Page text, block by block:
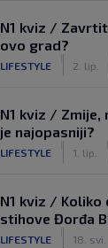
N1 kviz /
ovo grad?
LIFESTYLE 2. lip.
N1 kviz / Zmije,
je najopasniji?
LIFESTYLE 1. lip.
N1 kviz /
stihove Đorđa
LIFESTYLE 18. svi.